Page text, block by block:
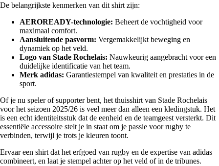
De belangrijkste kenmerken van dit shirt zijn:
AEROREADY-technologie: Beheert de vochtigheid voor
maximaal comfort.
Aansluitende pasvorm: Vergemakkelijkt beweging en
dynamiek op het veld.
Logo van Stade Rochelais: Nauwkeurig aangebracht voor een
duidelijke identificatie van het team.
Merk adidas: Garantiestempel van kwaliteit en prestaties in de
sport.
Of je nu speler of supporter bent, het thuisshirt van Stade Rochelais
voor het seizoen 2025/26 is veel meer dan alleen een kledingstuk. Het
is een echt identiteitsstuk dat de eenheid en de teamgeest versterkt. Dit
essentiële accessoire stelt je in staat om je passie voor rugby te
verbinden, terwijl je trots je kleuren toont.
Ervaar een shirt dat het erfgoed van rugby en de expertise van adidas
combineert, en laat je stempel achter op het veld of in de tribunes.